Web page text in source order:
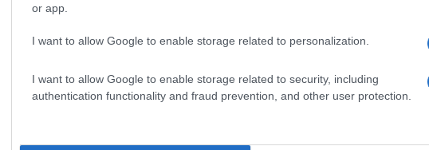
or app.
I want to allow Google to enable storage related to personalization.
I want to allow Google to enable storage related to security, including
authentication functionality and fraud prevention, and other user protection.
Πανελλήνιο
προσωπικά
Σε ανακοίνωσή
Πανελλήνιο
του Γενικού
ακολουθεί όλα